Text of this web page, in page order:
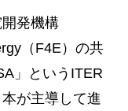
発機構
（F4E）の共
」というITER
が主導して進